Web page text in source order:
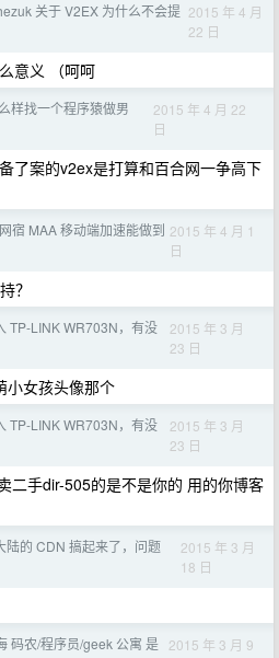
关于 V2EX 为什么不会提 2015 年 4 月
22 日
意义 （呵呵
样找一个程序猿做男
2015 年 4 月 22
日
了案的v2ex是打算和百合网一争高下
网宿 MAA 移动端加速能做到 2015 年 4 月 1
日
？
TP-LINK WR703N，有没
2015 年 3 月
23 日
小女孩头像那个
TP-LINK WR703N，有没
2015 年 3 月
23 日
二手dir-505的是不是你的 用的你博客
陆的 CDN 搞起来了，问题
2015 年 3 月
18 日
码农/程序员/geek 公寓 是 2015 年 3 月 9